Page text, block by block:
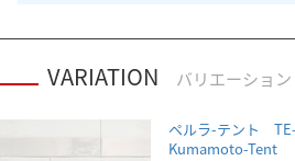
VARIATION バリエーション
ペルラ-テント
Kumamoto-Tent